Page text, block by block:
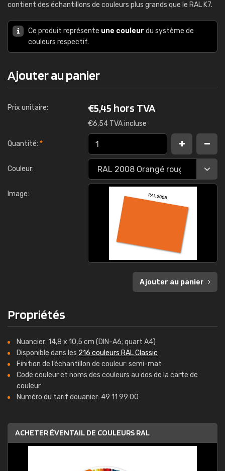
contient des échantillons de couleurs plus grands que le RAL K7.
Ce produit représente une couleur du système de
couleurs respectif.
Ajouter au panier
Prix unitaire: €5,45 hors TVA
€6,54 TVA incluse
Quantité: *
Couleur:
Image:
Ajouter au panier
Propriétés
Nuancier: 14,8 x 10,5 cm (DIN-A6; quart A4)
Disponible dans les 216 couleurs RAL Classic
Finition de l’échantillon de couleur: semi-mat
Code couleur et noms des couleurs au dos de la carte de
couleur
Numéro du tarif douanier: 49 11 99 00
ACHETER ÉVENTAIL DE COULEURS RAL